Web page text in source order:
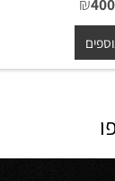
כיור מונח חרס 9854S אובלי